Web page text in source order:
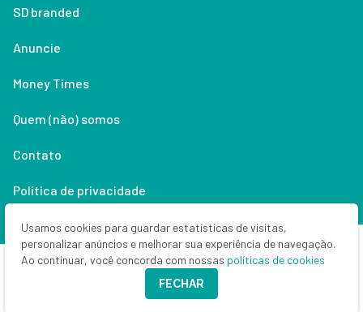
SD branded
Anuncie
Money Times
Quem (não) somos
Contato
Política de privacidade
Lifestyle
Copyright © 2026 Seu Dinheiro. Todos os direitos reservados.
CNPJ: 33.523.405/0001-63
Usamos cookies para guardar estatísticas de visitas,
personalizar anúncios e melhorar sua experiência de navegação.
Ao continuar, você concorda com nossas políticas de cookies
FECHAR